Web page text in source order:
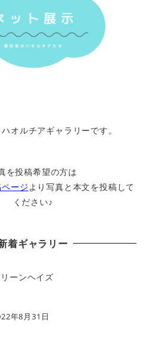
オルチアギャラリーです。
を投稿希望の方は
ージ より写真と本文を投稿して
ください♪
着ギャラリー
ーンヘイズ
年8月31日